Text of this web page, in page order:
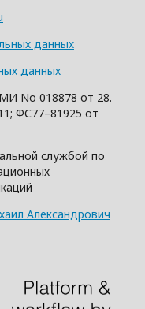
данных
данных
No 018878 от 28.
ФС77–81925 от
службой по
Александрович